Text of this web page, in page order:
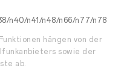
n40/n41/n48/n66/n77/n78
hängen von der
sowie der
ab.